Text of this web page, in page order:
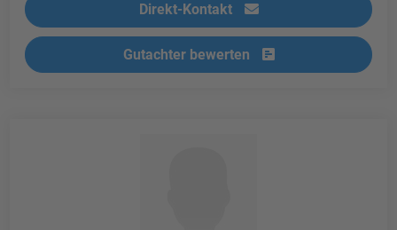
Direkt-Kontakt
Gutachter bewerten